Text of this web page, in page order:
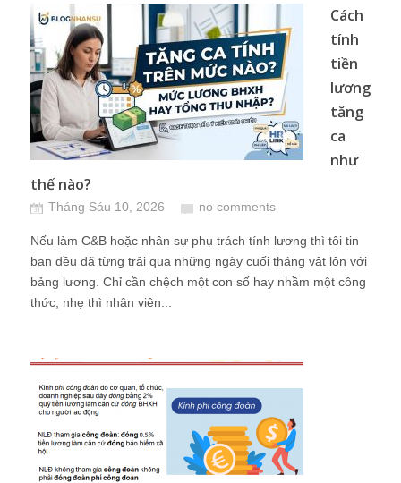
Cách
tính
tiền
lương
tăng
ca
như
thế nào?
Tháng Sáu 10, 2026 no comments
Nếu làm C&B hoặc nhân sự phụ trách tính lương thì tôi tin
bạn đều đã từng trải qua những ngày cuối tháng vật lộn với
bảng lương. Chỉ cần chệch một con số hay nhầm một công
thức, nhẹ thì nhân viên...